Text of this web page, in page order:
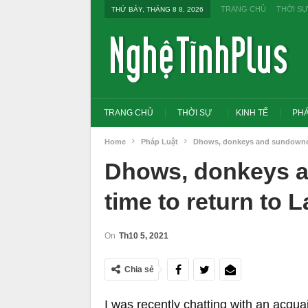
THỨ BẢY, THÁNG 8 8, 2026 TRANG CHỦ THỜI SỰ
TRANG CHỦ THỜI SỰ KINH TẾ
Home Pháp Luật Dhows, donkeys and
Dhows, donkeys
time to return to
On Th10 5, 2021
Chia sẻ
I was recently chatting with an
đổi tư duy bằng cấp sang nghề nghiệp
thi THPT,